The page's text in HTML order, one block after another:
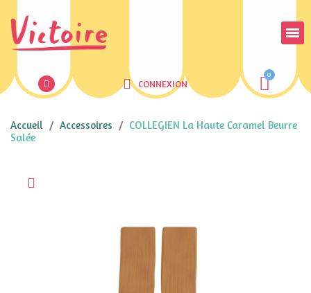
CONNEXION
Accueil Accessoires
COLLEGIEN La Haute Caramel Beurre
Salée